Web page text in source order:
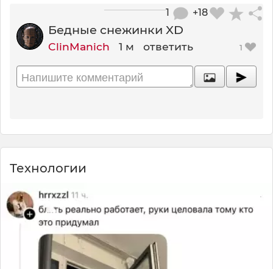
+18
1
Бедные снежинки XD
ClinManich 1 м ответить 1
Технологии